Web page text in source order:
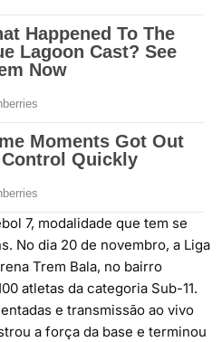
7, modalidade que tem se
No dia 20 de novembro, a Liga
Trem Bala, no bairro
atletas da categoria Sub-11.
e transmissão ao vivo
a força da base e terminou